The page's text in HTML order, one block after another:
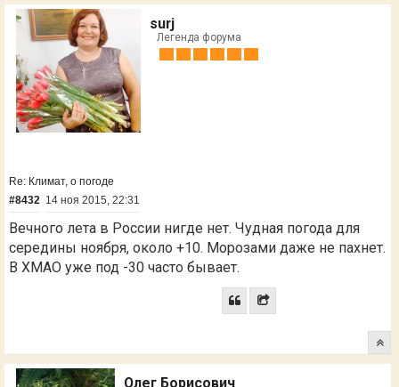
surj
Легенда форума
Re: Климат, о погоде
#8432 14 ноя 2015, 22:31
Вечного лета в России нигде нет. Чудная погода для
середины ноября, около +10. Морозами даже не пахнет.
В ХМАО уже под -30 часто бывает.
Олег Борисович